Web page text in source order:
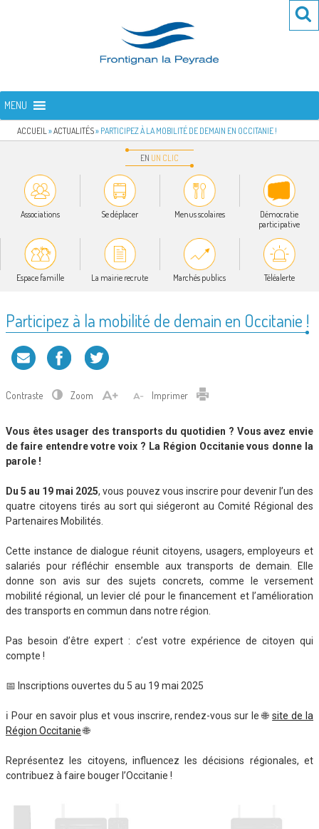
FRONTIGNAN LA PEYRADE
MENU
ACCUEIL »ACTUALITÉS» PARTICIPEZ À LA MOBILITÉ DE DEMAIN EN OCCITANIE !
EN UN CLIC
Associations Se déplacer Menus scolaires
Démocratie
participative
Espace famille La mairie recrute Marchés publics Téléalerte
Participez à la mobilité de demain en Occitanie !
Contraste Zoom Imprimer
Vous êtes usager des transports du quotidien ? Vous avez envie
de faire entendre votre voix ? La Région Occitanie vous donne la
parole !
Du 5 au 19 mai 2025, vous pouvez vous inscrire pour devenir l’un des
quatre citoyens tirés au sort qui siégeront au Comité Régional des
Partenaires Mobilités.
Cette instance de dialogue réunit citoyens, usagers, employeurs et
salariés pour réfléchir ensemble aux transports de demain. Elle
donne son avis sur des sujets concrets, comme le versement
mobilité régional, un levier clé pour le financement et l’amélioration
des transports en commun dans notre région.
Pas besoin d’être expert : c’est votre expérience de citoyen qui
compte !
📅 Inscriptions ouvertes du 5 au 19 mai 2025
ℹ️ Pour en savoir plus et vous inscrire, rendez-vous sur le 🌐site de la
Région Occitanie🌐
Représentez les citoyens, influencez les décisions régionales, et
contribuez à faire bouger l’Occitanie !